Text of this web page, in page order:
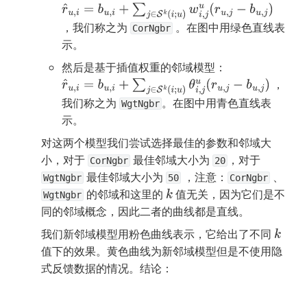
r^u i=b u,i+ ∑j∈S k(i;u)wi,ju(ru,j−bu, )
，我们称之为 CorNgbr 。在图中用绿色直线表
示。
然后是基于插值权重的邻域模型：
r^u i=b u,i+ ∑j∈S k(i;u)θi,ju (ru,j−bu, j)
，
我们称之为 WgtNgbr 。在图中用青色直线表
示。
对这两个模型我们尝试选择最佳的参数和邻域大
小，对于 CorNgbr 最佳邻域大小为 20
WgtNgbr 最佳邻域大小为 50 ，注意： CorNgbr 、
WgtNgbr 的邻域和这里的 k 值无关，因为它们是不
同的邻域概念，因此二者的曲线都是直线。
我们新邻域模型用粉色曲线表示，它给出了不同 k
值下的效果。黄色曲线为新邻域模型但是不使用隐
式反馈数据的情况。结论：